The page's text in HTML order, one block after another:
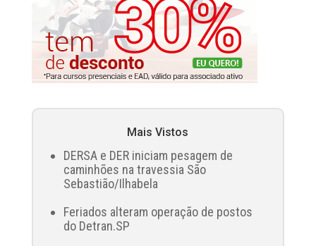
Mais Vistos
DERSA e DER iniciam pesagem de
caminhões na travessia São
Sebastião/Ilhabela
Feriados alteram operação de postos
do Detran.SP